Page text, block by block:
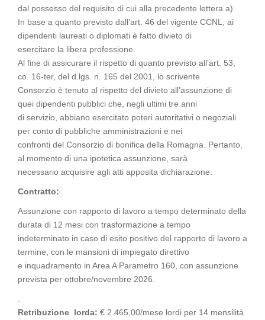
dal possesso del requisito di cui alla precedente lettera a).
In base a quanto previsto dall’art. 46 del vigente CCNL, ai
dipendenti laureati o diplomati è fatto divieto di
esercitare la libera professione.
Al fine di assicurare il rispetto di quanto previsto all’art. 53,
co. 16-ter, del d.lgs. n. 165 del 2001, lo scrivente
Consorzio è tenuto al rispetto del divieto all’assunzione di
quei dipendenti pubblici che, negli ultimi tre anni
di servizio, abbiano esercitato poteri autoritativi o negoziali
per conto di pubbliche amministrazioni e nei
confronti del Consorzio di bonifica della Romagna. Pertanto,
al momento di una ipotetica assunzione, sarà
necessario acquisire agli atti apposita dichiarazione.
Contratto:
Assunzione con rapporto di lavoro a tempo determinato della
durata di 12 mesi con trasformazione a tempo
indeterminato in caso di esito positivo del rapporto di lavoro a
termine, con le mansioni di impiegato direttivo
e inquadramento in Area A Parametro 160, con assunzione
prevista per ottobre/novembre 2026.
Retribuzione lorda: € 2.465,00/mese lordi per 14 mensilità